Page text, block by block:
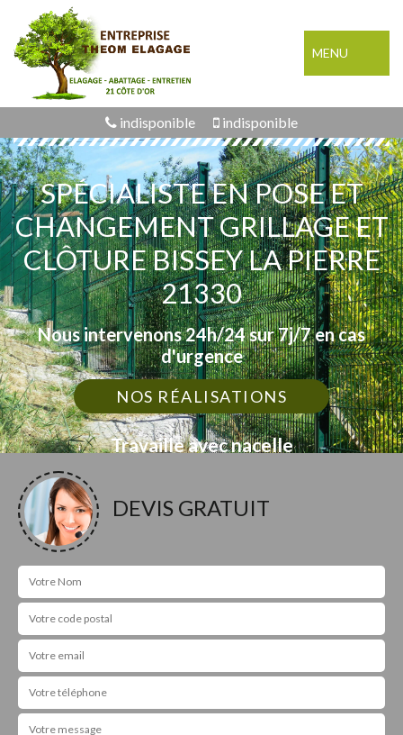
MENU
indisponible indisponible
SPÉCIALISTE EN POSE ET
CHANGEMENT GRILLAGE ET
CLÔTURE BISSEY LA PIERRE
21330
Nous intervenons 24h/24 sur 7j/7 en cas
d'urgence
NOS RÉALISATIONS
Travaille avec nacelle
DEVIS GRATUIT